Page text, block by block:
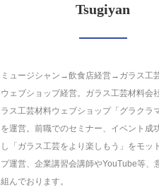
Tsugiyan
ミュージシャン→飲食店経営→ガラス工
ウェブショップ経営。ガラス工芸材料会
ラス工芸材料ウェブショップ「グラクラ
を運営。前職でのセミナー、イベント成
し「ガラス工芸をより楽しもう」をモッ
プ運営、企業講習会講師やYouTube等、
組んでおります。